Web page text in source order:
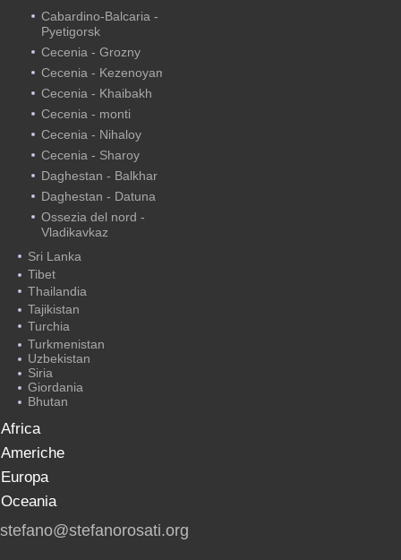
Cabardino-Balcaria -
Pyetigorsk
Cecenia - Grozny
Cecenia - Kezenoyam
Cecenia - Khaibakh
Cecenia - monti
Cecenia - Nihaloy
Cecenia - Sharoy
Daghestan - Balkhar
Daghestan - Datuna
Ossezia del nord -
Vladikavkaz
Sri Lanka
Tibet
Thailandia
Tajikistan
Turchia
Turkmenistan
Uzbekistan
Siria
Giordania
Bhutan
Africa
Americhe
Europa
Oceania
stefano@stefanorosati.org